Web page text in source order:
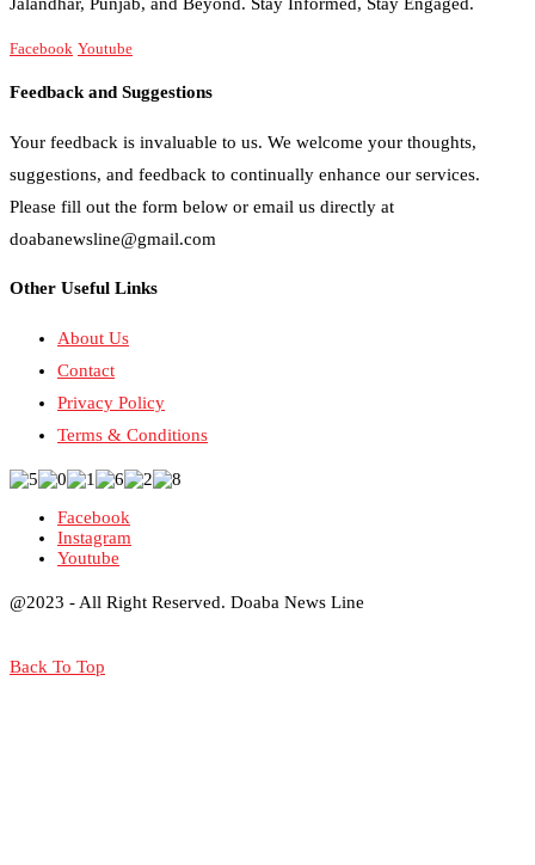
Facebook Youtube
Feedback and Suggestions
Your feedback is invaluable to us. We welcome your thoughts,
suggestions, and feedback to continually enhance our services.
Please fill out the form below or email us directly at
doabanewsline@gmail.com
Other Useful Links
About Us
Contact
Privacy Policy
Terms & Conditions
Facebook
Instagram
Youtube
@2023 - All Right Reserved. Doaba News Line
Back To Top